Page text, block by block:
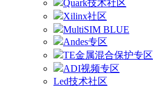
Quark技术社区
Xilinx社区
MultiSIM BLUE
Andes专区
TE金属混合保护专区
ADI视频专区
Led技术社区